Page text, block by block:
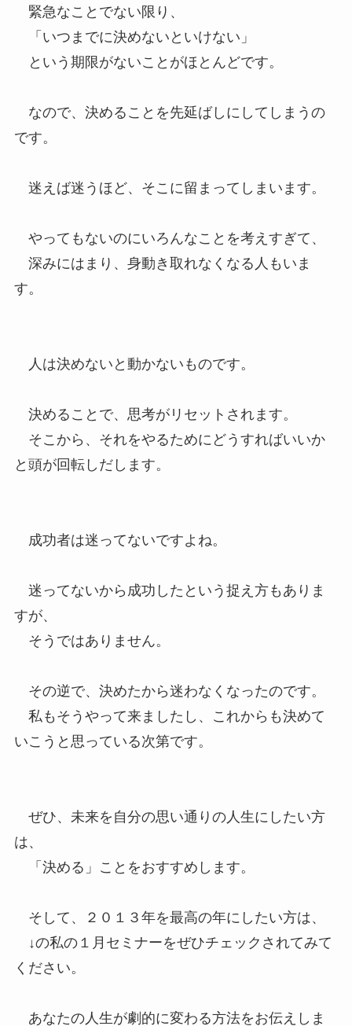
緊急なことでない限り、
「いつまでに決めないといけない」
という期限がないことがほとんどです。
なので、決めることを先延ばしにしてしまうの
です。
迷えば迷うほど、そこに留まってしまいます。
やってもないのにいろんなことを考えすぎて、
深みにはまり、身動き取れなくなる人もいま
す。
人は決めないと動かないものです。
決めることで、思考がリセットされます。
そこから、それをやるためにどうすればいいか
と頭が回転しだします。
成功者は迷ってないですよね。
迷ってないから成功したという捉え方もありま
すが、
そうではありません。
その逆で、決めたから迷わなくなったのです。
私もそうやって来ましたし、これからも決めて
いこうと思っている次第です。
ぜひ、未来を自分の思い通りの人生にしたい方
は、
「決める」ことをおすすめします。
そして、２０１３年を最高の年にしたい方は、
↓の私の１月セミナーをぜひチェックされてみて
ください。
あなたの人生が劇的に変わる方法をお伝えしま